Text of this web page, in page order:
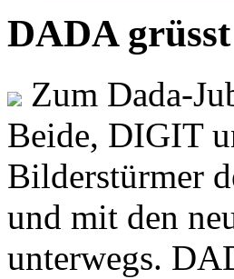
DADA
Zum Dada-
Beide, DIGIT
Bilderstürmer
und mit den
unterwegs.